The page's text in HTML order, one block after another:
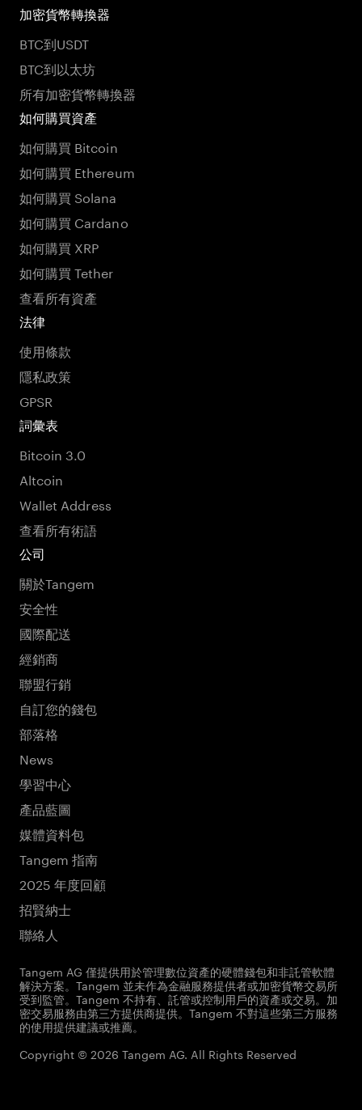
加密貨幣轉換器
BTC到USDT
BTC到以太坊
所有加密貨幣轉換器
如何購買資產
如何購買 Bitcoin
如何購買 Ethereum
如何購買 Solana
如何購買 Cardano
如何購買 XRP
如何購買 Tether
查看所有資產
法律
使用條款
隱私政策
GPSR
詞彙表
Bitcoin 3.0
Altcoin
Wallet Address
查看所有術語
公司
關於Tangem
安全性
國際配送
經銷商
聯盟行銷
自訂您的錢包
部落格
News
學習中心
產品藍圖
媒體資料包
Tangem 指南
2025 年度回顧
招賢納士
聯絡人
Tangem AG 僅提供用於管理數位資產的硬體錢包和非託管軟體
解決方案。Tangem 並未作為金融服務提供者或加密貨幣交易所
受到監管。Tangem 不持有、託管或控制用戶的資產或交易。加
密交易服務由第三方提供商提供。Tangem 不對這些第三方服務
的使用提供建議或推薦。